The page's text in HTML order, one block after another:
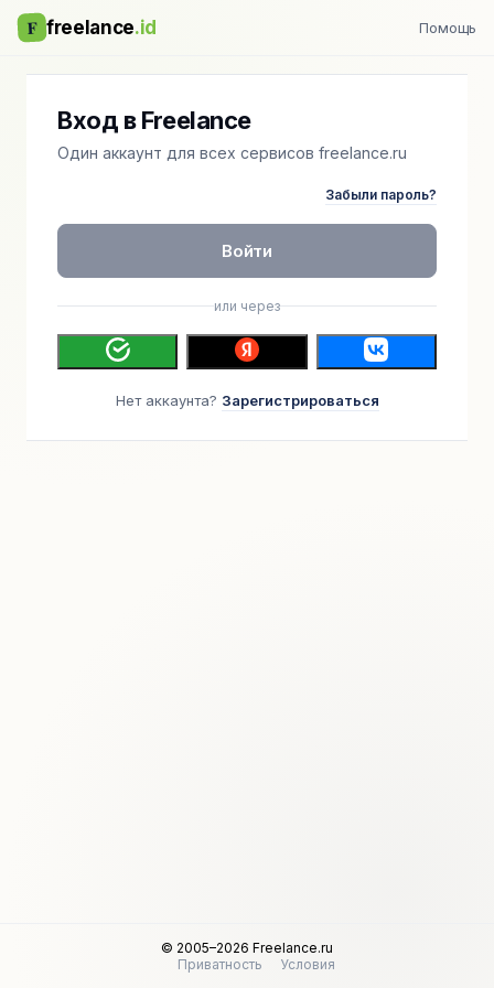
F freelance.id Помощь
Вход в Freelance
Один аккаунт для всех сервисов freelance.ru
Забыли пароль?
Войти
или через
Нет аккаунта? Зарегистрироваться
© 2005–2026 Freelance.ru
Приватность
Условия